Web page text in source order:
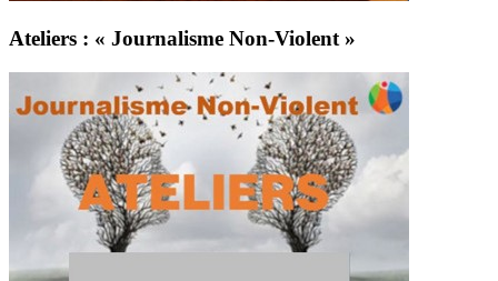
Ateliers : « Journalisme Non-Violent »